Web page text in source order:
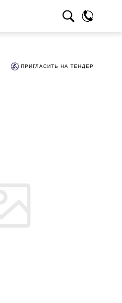
ПРИГЛАСИТЬ НА ТЕНДЕР